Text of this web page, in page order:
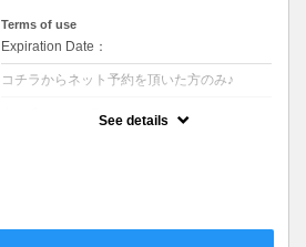
Terms of use
Expiration Date：
コチラからネット予約を頂いた方のみ♪
See details